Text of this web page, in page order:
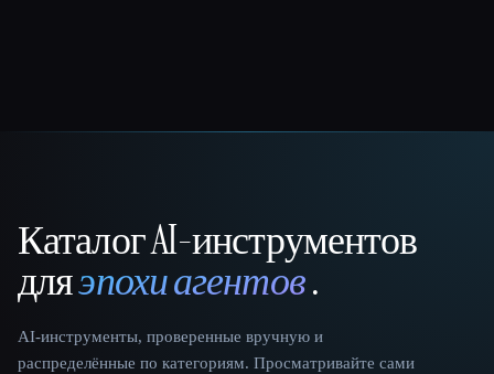
That AI Collection
Каталог AI-инструментов
дляэпохи агентов.
AI-инструменты, проверенные вручную и
распределённые по категориям. Просматривайте сами